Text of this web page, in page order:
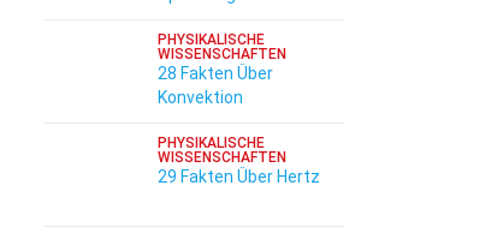
PHYSIKALISCHE
WISSENSCHAFTEN
28 Fakten Über
Konvektion
PHYSIKALISCHE
WISSENSCHAFTEN
29 Fakten Über Hertz